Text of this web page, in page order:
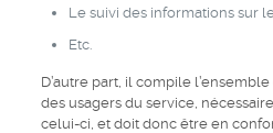
Le suivi des informations sur
Etc.
D’autre part, il compile
des usagers du service,
celui-ci, et doit donc être en